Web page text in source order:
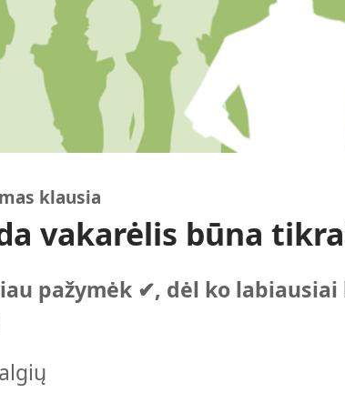
klausia
vakarėlis būna
pažymėk ✔, dėl ko